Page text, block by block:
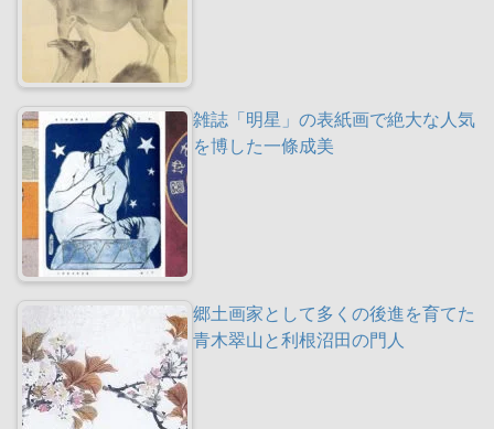
雑誌「明星」の表紙画で絶大な人気
を博した一條成美
郷土画家として多くの後進を育てた
青木翠山と利根沼田の門人